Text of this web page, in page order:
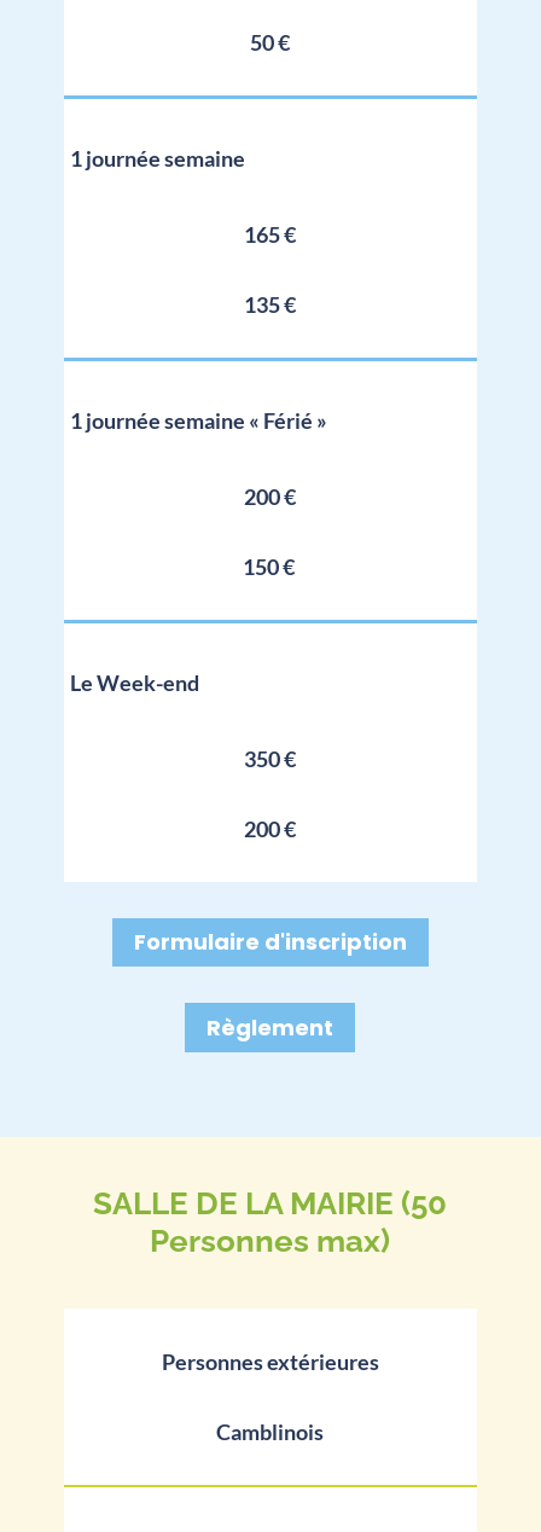
50 €
1 journée semaine
165 €
135 €
1 journée semaine « Férié »
200 €
150 €
Le Week-end
350 €
200 €
Formulaire d'inscription
Règlement
SALLE DE LA MAIRIE (50
Personnes max)
Personnes extérieures
Camblinois